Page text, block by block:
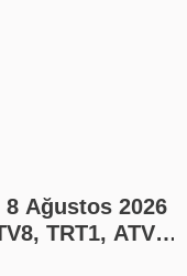
Ağustos 2026
TRT1, ATV